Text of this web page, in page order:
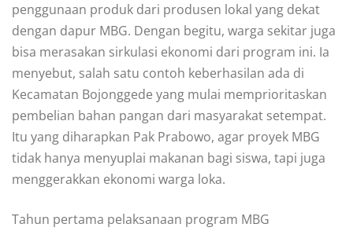
penggunaan produk dari produsen lokal yang dekat
dengan dapur MBG. Dengan begitu, warga sekitar juga
bisa merasakan sirkulasi ekonomi dari program ini. Ia
menyebut, salah satu contoh keberhasilan ada di
Kecamatan Bojonggede yang mulai memprioritaskan
pembelian bahan pangan dari masyarakat setempat.
Itu yang diharapkan Pak Prabowo, agar proyek MBG
tidak hanya menyuplai makanan bagi siswa, tapi juga
menggerakkan ekonomi warga loka.
Tahun pertama pelaksanaan program MBG